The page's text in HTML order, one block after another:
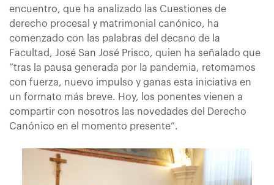
encuentro, que ha analizado las Cuestiones de
derecho procesal y matrimonial canónico, ha
comenzado con las palabras del decano de la
Facultad, José San José Prisco, quien ha señalado que
“tras la pausa generada por la pandemia, retomamos
con fuerza, nuevo impulso y ganas esta iniciativa en
un formato más breve. Hoy, los ponentes vienen a
compartir con nosotros las novedades del Derecho
Canónico en el momento presente”.